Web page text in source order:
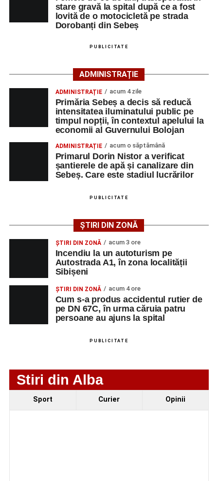
care traversa strada printr-un loc nepermis.
În urma impactului, femeia a suferit leziuni corporale
Motociclistul a fost testat cu aparatul etilotest, rezultatul
fiind negativ.
Polițiștii continuă cercetările pentru stabilirea tuturor
împrejurărilor în care s-a produs accidentul, în cadrul unui
dosar penal întocmit pentru săvârșirea infracțiunii de
vătămare corporală din culpă.
Ultimele știri din Sebeș
Incendiu la un autoturism pe Autostrada A1, în zona
localității Sibișeni
Școala de Fotbal Valea Frumoasei își întărește
lotul pentru noul sezon. Trei achiziții și performanțe
importante la nivel juvenil
urma căruia patru persoane au ajuns la spital
stare gravă la spital după ce a fost
lovită de o motocicletă pe strada
Dorobanți din Sebeș
PUBLICITATE
ADMINISTRAȚIE
ADMINISTRAȚIE acum 4 zile
Primăria Sebeș a decis să reducă
intensitatea iluminatului public pe
timpul nopții, în contextul apelului la
economii al Guvernului Bolojan
ADMINISTRAȚIE acum o săptămână
Primarul Dorin Nistor a verificat
șantierele de apă și canalizare din
Sebeș. Care este stadiul lucrărilor
PUBLICITATE
ȘTIRI DIN ZONĂ
ȘTIRI DIN ZONĂ acum 3 ore
Incendiu la un autoturism pe
Autostrada A1, în zona localității
Sibișeni
ȘTIRI DIN ZONĂ acum 4 ore
Cum s-a produs accidentul rutier de
pe DN 67C, în urma căruia patru
persoane au ajuns la spital
PUBLICITATE
Stiri din Alba
Sport Curier Opinii